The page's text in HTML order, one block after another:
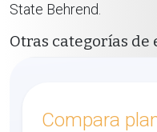
State Behrend.
Otras categorías de
Compara